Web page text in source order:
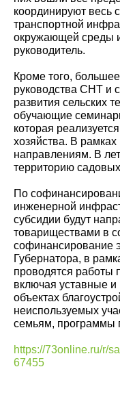
координируют весь
транспортной
окружающей среды
руководитель.
Кроме того,
руководства СНТ и
развития сельских
обучающие
которая
хозяйства. В
направлениям. В
территорию
По
инженерной
субсидии будут
товариществами в
софинансирование
Губернатора, в
проводятся работы
включая уставные
объектах
неиспользуемых
семьям, программы
https://73online.ru/r/
67455